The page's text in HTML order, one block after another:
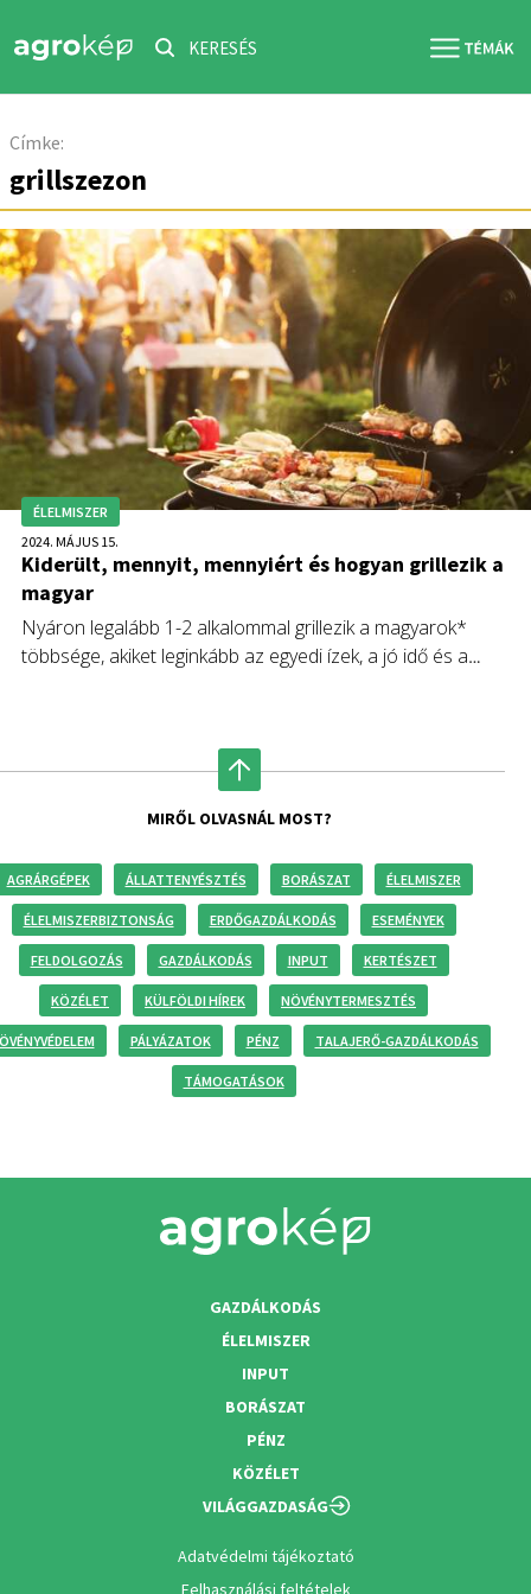
KERESÉS
Címke:
grillszezon
ÉLELMISZER
2024. MÁJUS 15.
Kiderült, mennyit, mennyiért és hogyan grillezik a
magyar
Nyáron legalább 1-2 alkalommal grillezik a magyarok*
többsége, akiket leginkább az egyedi ízek, a jó idő és a
sosem hibázik, addig a többiek a leggyakrabban túlsütik vagy
még nyílt láng felett megégetik a gondosan előkészített
húsokat és zöldségeket.MIRŐL OLVASNÁL MOST?
AGRÁRGÉPEK ÁLLATTENYÉSZTÉS BORÁSZAT ÉLELMISZER
ÉLELMISZERBIZTONSÁG ERDŐGAZDÁLKODÁS ESEMÉNYEK
FELDOLGOZÁS GAZDÁLKODÁS INPUT KERTÉSZET
KÖZÉLET KÜLFÖLDI HÍREK NÖVÉNYTERMESZTÉS
PÁLYÁZATOK PÉNZ TALAJERŐ-GAZDÁLKODÁS
TÁMOGATÁSOK
GAZDÁLKODÁS
ÉLELMISZER
INPUT
BORÁSZAT
PÉNZ
KÖZÉLET
VILÁGGAZDASÁG
Adatvédelmi tájékoztató
Felhasználási feltételek